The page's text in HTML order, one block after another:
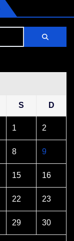
S D
1 2
8 9
15 16
22 23
29 30